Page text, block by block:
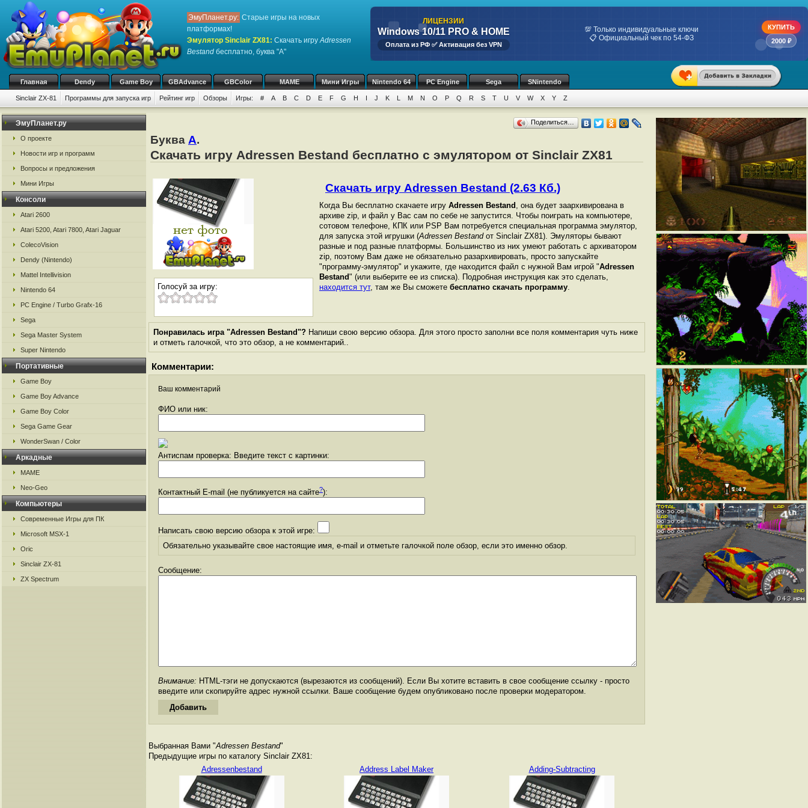
ЭмуПланет.ру: Старые игры на новых
платформах!
Эмулятор Sinclair ZX81: Скачать игруAdressen
Bestand бесплатно, буква "A"
ЛИЦЕНЗИИ
Windows 10/11 PRO & HOME
Оплата из РФ ✅ Активация без VPN
💯 Только индивидуальные ключи
📋 Официальный чек по 54-ФЗ
КУПИТЬ
2000 ₽
Главная Dendy Game Boy GBAdvance GBColor MAME Мини Игры Nintendo 64 PC Engine Sega SNintendo
Sinclair ZX-81 Программы для запуска игр Рейтинг игр Обзоры Игры: # A B C D E F G H I J K L M N O P Q R S T U V W X Y Z
ЭмуПланет.ру
О проекте
Новости игр и программ
Вопросы и предложения
Мини Игры
Консоли
Atari 2600
Atari 5200, Atari 7800, Atari Jaguar
ColecoVision
Dendy (Nintendo)
Mattel Intellivision
Nintendo 64
PC Engine / Turbo Grafx-16
Sega
Sega Master System
Super Nintendo
Портативные
Game Boy
Game Boy Advance
Game Boy Color
Sega Game Gear
WonderSwan / Color
Аркадные
MAME
Neo-Geo
Компьютеры
Современные Игры для ПК
Microsoft MSX-1
Oric
Sinclair ZX-81
ZX Spectrum
Поделиться…
Буква A.
Скачать игру Adressen Bestand бесплатно с эмулятором от Sinclair ZX81
Голосуй за игру:
Скачать игру Adressen Bestand (2.63 Кб.)
Когда Вы бесплатно скачаете игру Adressen Bestand , она будет заархивирована в
архиве zip, и файл у Вас сам по себе не запустится. Чтобы поиграть на компьютере,
сотовом телефоне, КПК или PSP Вам потребуется специальная программа эмулятор,
для запуска этой игрушки (Adressen Bestandот Sinclair ZX81). Эмуляторы бывают
разные и под разные платформы. Большинство из них умеют работать с архиватором
zip, поэтому Вам даже не обязательно разархивировать, просто запускайте
"программу-эмулятор" и укажите, где находится файл с нужной Вам игрой "Adressen
Bestand" (или выберите ее из списка). Подробная инструкция как это сделать,
находится тут, там же Вы сможете бесплатно скачать программу.
Понравилась игра "Adressen Bestand"? Напиши свою версию обзора. Для этого просто заполни все поля комментария чуть ниже
и отметь галочкой, что это обзор, а не комментарий..
Комментарии:
Ваш комментарий
ФИО или ник:
Антиспам проверка: Введите текст с картинки:
Контактный E-mail (не публикуется на сайте?):
Написать свою версию обзора к этой игре:
Обязательно указывайте свое настоящие имя, e-mail и отметьте галочкой поле обзор, если это именно обзор.
Сообщение:
Внимание: HTML-тэги не допускаются (вырезаются из сообщений). Если Вы хотите вставить в свое сообщение ссылку - просто
введите или скопируйте адрес нужной ссылки. Ваше сообщение будем опубликовано после проверки модератором.
Выбранная Вами "Adressen Bestand"
Предыдущие игры по каталогу Sinclair ZX81:
Adressenbestand
Address Label Maker Adding-Subtracting